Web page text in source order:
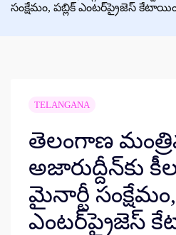
సంక్షేమం, పబ్లిక్ ఎంటర్‌ప్రైజెస్
TELANGANA
తెలంగాణ
అజారుద్దీన్‌కు
మైనార్టీ సంక్షేమం,
ఎంటర్‌ప్రైజెస్